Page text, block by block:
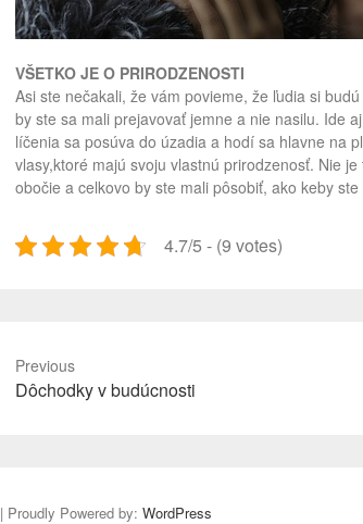
VŠETKO JE O PRIRODZENOSTI
Asi ste nečakali, že vám povieme, že ľudia si
by ste sa mali prejavovať jemne a nie nasilu. Ide
líčenia sa posúva do úzadia a hodí sa hlavne na
vlasy,ktoré majú svoju vlastnú prirodzenosť. Nie
obočie a celkovo by ste mali pôsobiť, ako keby
4.7/5 - (9 votes)
Previous
Previous
Dôchodky v budúcnosti
| Proudly Powered by: WordPress